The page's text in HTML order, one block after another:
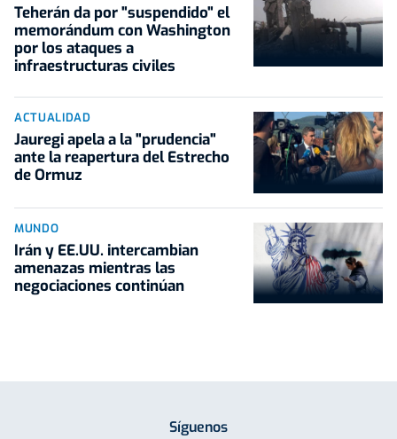
Teherán da por "suspendido" el
memorándum con Washington
por los ataques a
infraestructuras civiles
ACTUALIDAD
Jauregi apela a la "prudencia"
ante la reapertura del Estrecho
de Ormuz
MUNDO
Irán y EE.UU. intercambian
amenazas mientras las
negociaciones continúan
Síguenos